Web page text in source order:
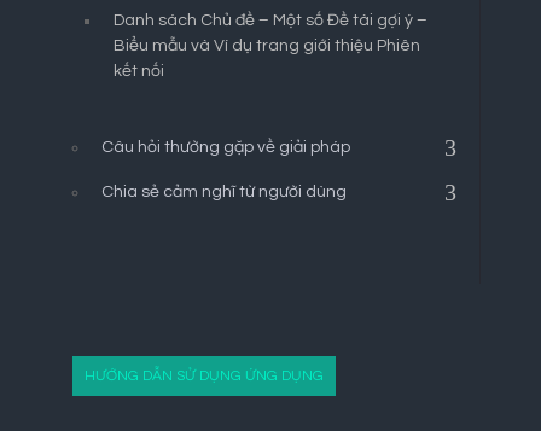
Danh sách Chủ đề – Một số Đề tài gợi ý –
Biểu mẫu và Ví dụ trang giới thiệu Phiên
kết nối
Câu hỏi thường gặp về giải pháp
Chia sẻ cảm nghĩ từ người dùng
HƯỚNG DẪN SỬ DỤNG ỨNG DỤNG